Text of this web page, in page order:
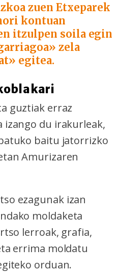
zuen Etxeparek
kontuan
itzulpen soila egin
zela
egitea.
guztiak erraz
du irakurleak,
baitu jatorrizko
Amurizaren
ezagunak izan
moldaketa
lerroak, grafia,
errima moldatu
orduan.